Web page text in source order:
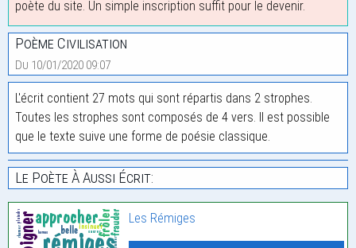
poète du site. Un simple inscription suffit pour le devenir.
Poème Civilisation
Du 10/01/2020 09:07
L'écrit contient 27 mots qui sont répartis dans 2 strophes.
Toutes les strophes sont composés de 4 vers. Il est possible
que le texte suive une forme de poésie classique.
Le Poète À Aussi Écrit:
Les Rémiges